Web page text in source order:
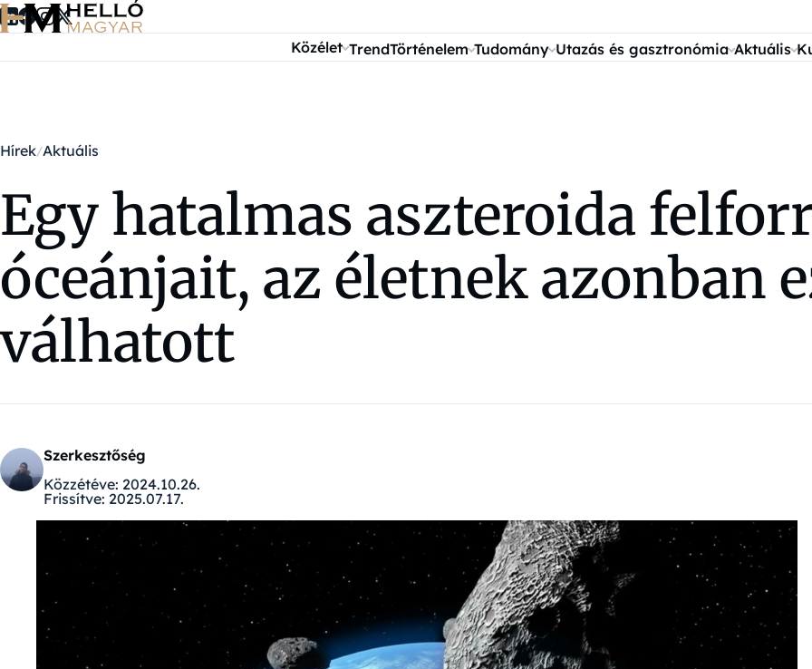
Ugrás a tartalomra
Közélet TrendTörténelem Tudomány Utazás és gasztronómia Aktuális
Hírek Aktuális
Egy hatalmas aszteroida
óceánjait, az életnek azonban
válhatott
Szerkesztőség
Közzétéve: 2024.10.26.
Frissítve: 2025.07.17.